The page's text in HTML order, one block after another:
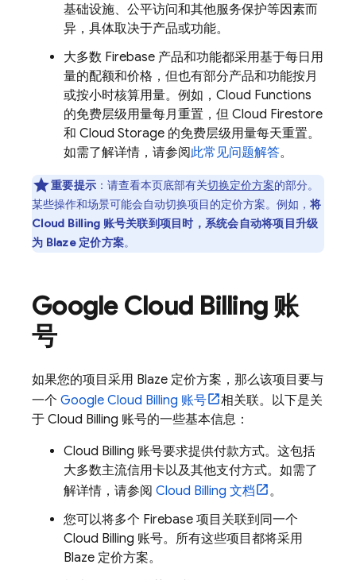
基础设施、公平访问和其他服务保护等因素而
异，具体取决于产品或功能。
大多数 Firebase 产品和功能都采用基于每日用
量的配额和价格，但也有部分产品和功能按月
或按小时核算用量。例如， Cloud Functions
的免费层级用量每月重置，但 Cloud Firestore
和 Cloud Storage 的免费层级用量每天重置。
如需了解详情，请参阅此常见问题解答。
重要提示 ： 请查看本页底部有关切换定价方案的部分。
某些操作和场景可能会自动切换项目的定价方案。例如， 将
Cloud Billing 账号关联到项目时，系统会自动将项目升级
为 Blaze 定价方案。
Google Cloud Billing 账
号
如果您的项目采用 Blaze 定价方案，那么该项目要与
一个 Google Cloud Billing 账号
相关联。以下是关
于 Cloud Billing 账号的一些基本信息：
Cloud Billing 账号要求提供付款方式。这包括
大多数主流信用卡以及其他支付方式。如需了
解详情，请参阅 Cloud Billing 文档
。
您可以将多个 Firebase 项目关联到同一个
Cloud Billing 账号。所有这些项目都将采用
Blaze 定价方案。